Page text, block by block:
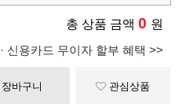
총 상품 금액 0 원
· 신용카드 무이자 할부 혜택 >>
장바구니 관심상품